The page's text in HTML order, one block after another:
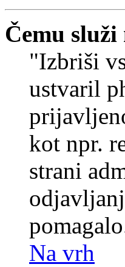
Čemu
"Izbriši
ustvaril
kot npr.
strani
Na vrh